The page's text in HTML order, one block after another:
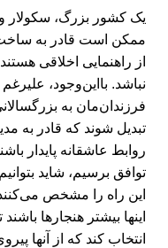
یک کشور بزرگ، سکولار
ممکن است قادر به
از راهنمایی اخلاقی
نباشد. بااین‌وجود،
فرزندان‌مان به
تبدیل شوند که قادر به
روابط عاشقانه پایدار
توافق برسیم، شاید
این راه را مشخص
اینها بیشتر هنجارها
انتخاب کند که از آنها